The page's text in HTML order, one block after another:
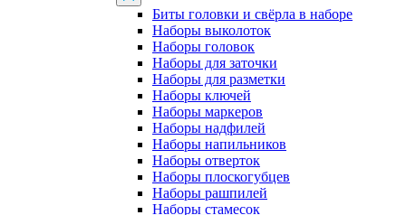
Биты головки и свёрла в наборе
Наборы выколоток
Наборы головок
Наборы для заточки
Наборы для разметки
Наборы ключей
Наборы маркеров
Наборы надфилей
Наборы напильников
Наборы отверток
Наборы плоскогубцев
Наборы рашпилей
Наборы стамесок